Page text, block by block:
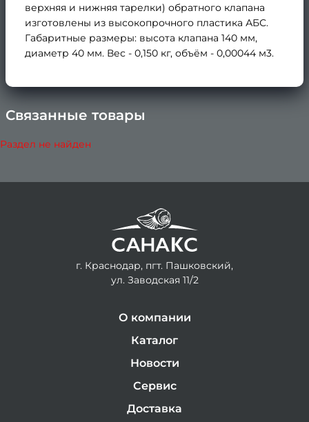
верхняя и нижняя тарелки) обратного клапана
изготовлены из высокопрочного пластика АБС.
Габаритные размеры: высота клапана 140 мм,
диаметр 40 мм. Вес - 0,150 кг, объём - 0,00044 м3.
Связанные товары
Раздел не найден
г. Краснодар, пгт. Пашковский,
ул. Заводская 11/2
О компании
Каталог
Новости
Сервис
Доставка